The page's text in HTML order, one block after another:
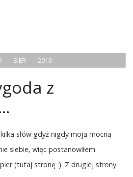
SIER 2019
z
słów gdyż nigdy moją mocną
siebie, więc postanowiłem
(tutaj stronę :). Z drugiej strony